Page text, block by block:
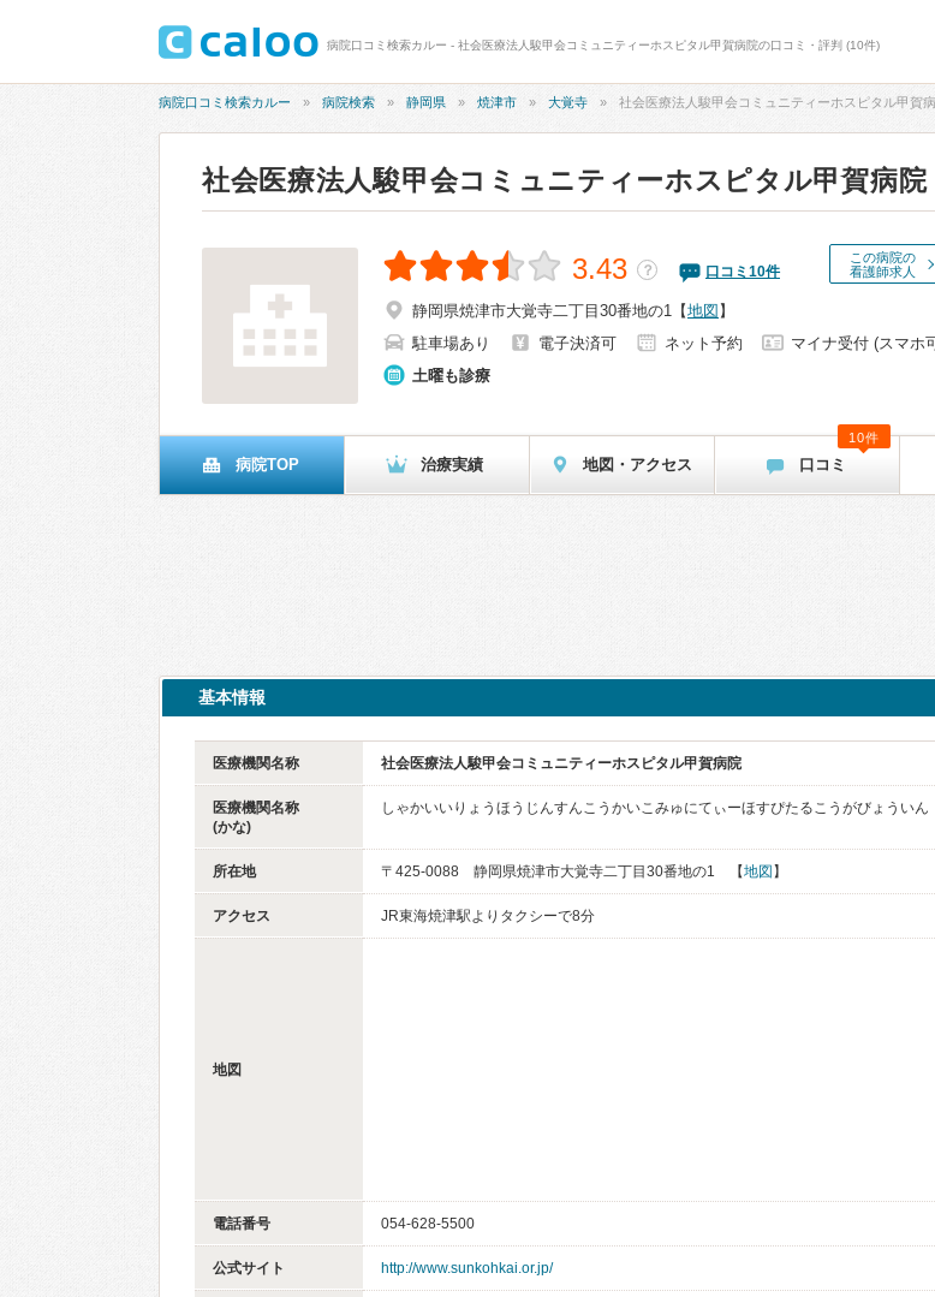
病院口コミ検索カルー - 社会医療法人駿甲会コミュニティーホスピタル甲賀病院の口コミ・評判 (10件)
病院口コミ検索カルー 病院検索 静岡県 焼津市 大覚寺 社会医療法人駿甲会コミュニティーホスピタル甲賀
社会医療法人駿甲会コミュニティーホスピタル甲賀病院
この病院の
看護師求人
3.43 ？ 口コミ 10件
静岡県焼津市大覚寺二丁目30番地の1 【地図 】
駐車場あり
電子決済可 ネット予約
マイナ受付 (スマホ
土曜も診療
病院TOP 治療実績 地図・アクセス 口コミ
10件
基本情報
医療機関名称 社会医療法人駿甲会コミュニティーホスピタル甲賀病院
医療機関名称
(かな)
しゃかいいりょうほうじんすんこうかいこみゅにてぃーほすぴたるこうがびょういん
所在地 〒425-0088 静岡県焼津市大覚寺二丁目30番地の1 【地図 】
アクセス JR東海焼津駅よりタクシーで8分
地図
電話番号 054-628-5500
公式サイト http://www.sunkohkai.or.jp/